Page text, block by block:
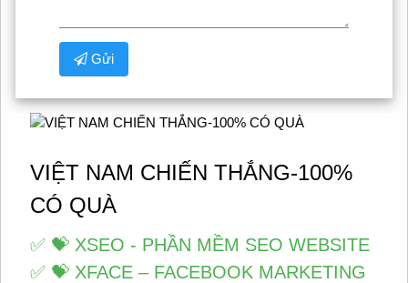
Gửi
VIỆT NAM CHIẾN THẮNG-100%
CÓ QUÀ
✅ 💝 XSEO - PHẦN MỀM SEO WEBSITE
✅ 💝 XFACE – FACEBOOK MARKETING